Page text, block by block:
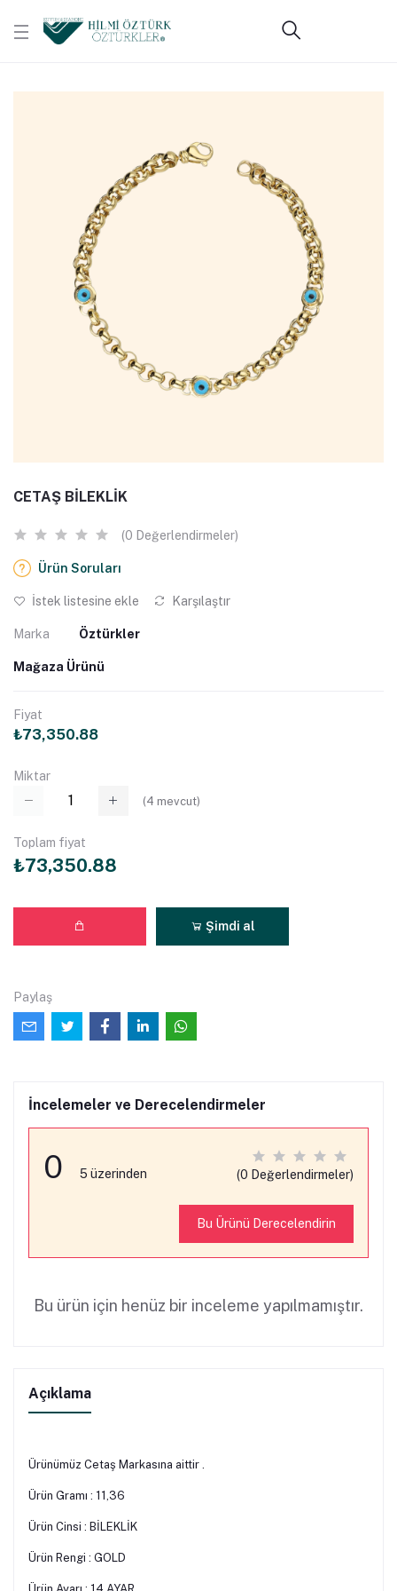
CETAŞ BİLEKLİK
(0 Değerlendirmeler)
Ürün Soruları
İstek listesine ekle Karşılaştır
Marka Öztürkler
Mağaza Ürünü
Fiyat
₺73,350.88
Miktar
(4 mevcut)
Toplam fiyat
₺73,350.88
Şimdi al
Paylaş
İncelemeler ve Derecelendirmeler
0 5 üzerinden (0 Değerlendirmeler)
Bu Ürünü Derecelendirin
Bu ürün için henüz bir inceleme yapılmamıştır.
Açıklama
Ürünümüz Cetaş Markasına aittir .
Ürün Gramı : 11,36
Ürün Cinsi : BİLEKLİK
Ürün Rengi : GOLD